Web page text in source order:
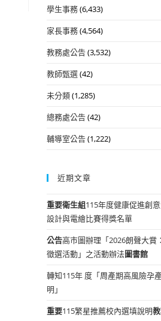
學生事務(6,433)
家長事務(4,564)
教務處公告(3,532)
教師甄選(42)
未分類(1,285)
總務處公告(42)
輔導室公告(1,222)
近期文章
重要衛生組115年度健康促進創
設計與電繪比賽得獎名單
公告高市圖辦理「2026朗聲大賞
徵選活動」之活動辦法圖書館
轉知115年 度「周產期高風險孕
明」
重要115繁星推薦校內選填說明